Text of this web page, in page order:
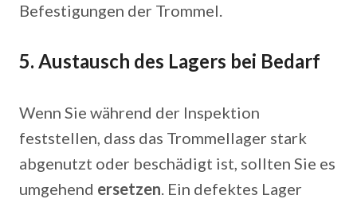
Befestigungen der Trommel.
5. Austausch des Lagers bei Bedarf
Wenn Sie während der Inspektion
feststellen, dass das Trommellager stark
abgenutzt oder beschädigt ist, sollten Sie es
umgehend ersetzen. Ein defektes Lager